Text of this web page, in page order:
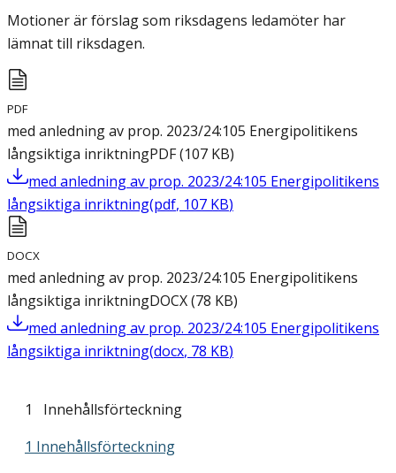
Motioner är förslag som riksdagens ledamöter har
lämnat till riksdagen.
PDF
med anledning av prop. 2023/24:105 Energipolitikens
långsiktiga inriktningPDF(107 KB)
med anledning av prop. 2023/24:105 Energipolitikens
långsiktiga inriktning(pdf, 107 KB)
DOCX
med anledning av prop. 2023/24:105 Energipolitikens
långsiktiga inriktningDOCX(78 KB)
med anledning av prop. 2023/24:105 Energipolitikens
långsiktiga inriktning(docx, 78 KB)
1 Innehållsförteckning
1 Innehållsförteckning